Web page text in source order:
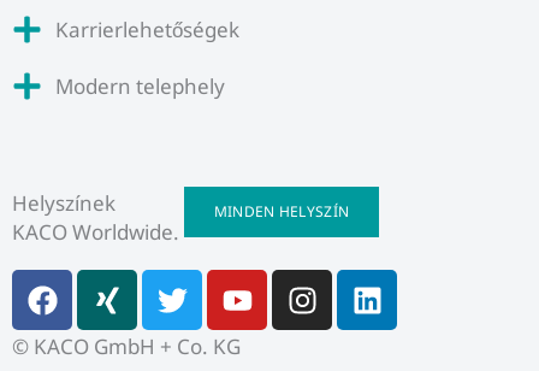
Karrierlehetőségek
Modern telephely
Helyszínek
KACO Worldwide.
MINDEN HELYSZÍN
F
a
c
X
i
n
T
w
i
Y
o
u
I
n
s
L
i
n
© KACO GmbH + Co. KG